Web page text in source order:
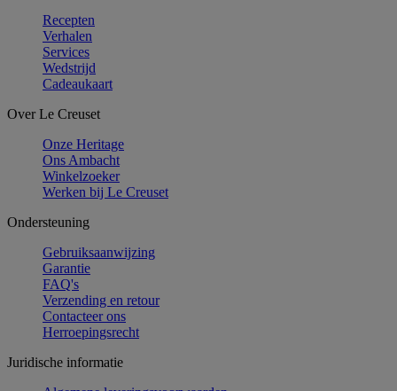
Recepten
Verhalen
Services
Wedstrijd
Cadeaukaart
Over Le Creuset
Onze Heritage
Ons Ambacht
Winkelzoeker
Werken bij Le Creuset
Ondersteuning
Gebruiksaanwijzing
Garantie
FAQ's
Verzending en retour
Contacteer ons
Herroepingsrecht
Juridische informatie